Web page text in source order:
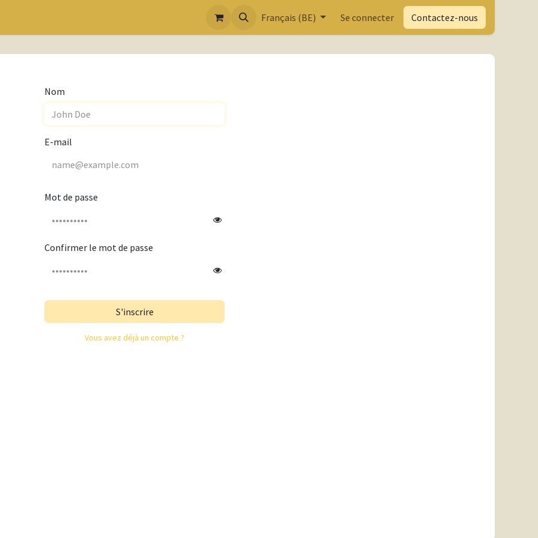
Français (BE) Se connecter Contactez-nous
Nom
E-mail
Mot de passe
Confirmer le mot de passe
S'inscrire
Vous avez déjà un compte ?